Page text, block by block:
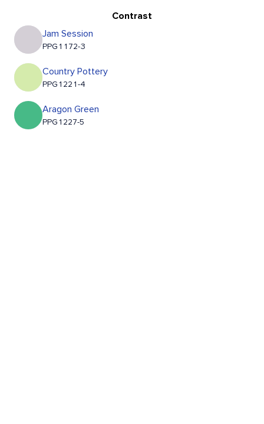
Contrast
Jam Session
PPG1172-3
Country Pottery
PPG1221-4
Aragon Green
PPG1227-5